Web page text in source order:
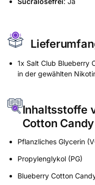
1x Salt Club Blueberry
in der gewählten
Inhaltsstoffe
Cotton
Pflanzliches Glycerin
Propylenglykol (PG)
Blueberry Cotton